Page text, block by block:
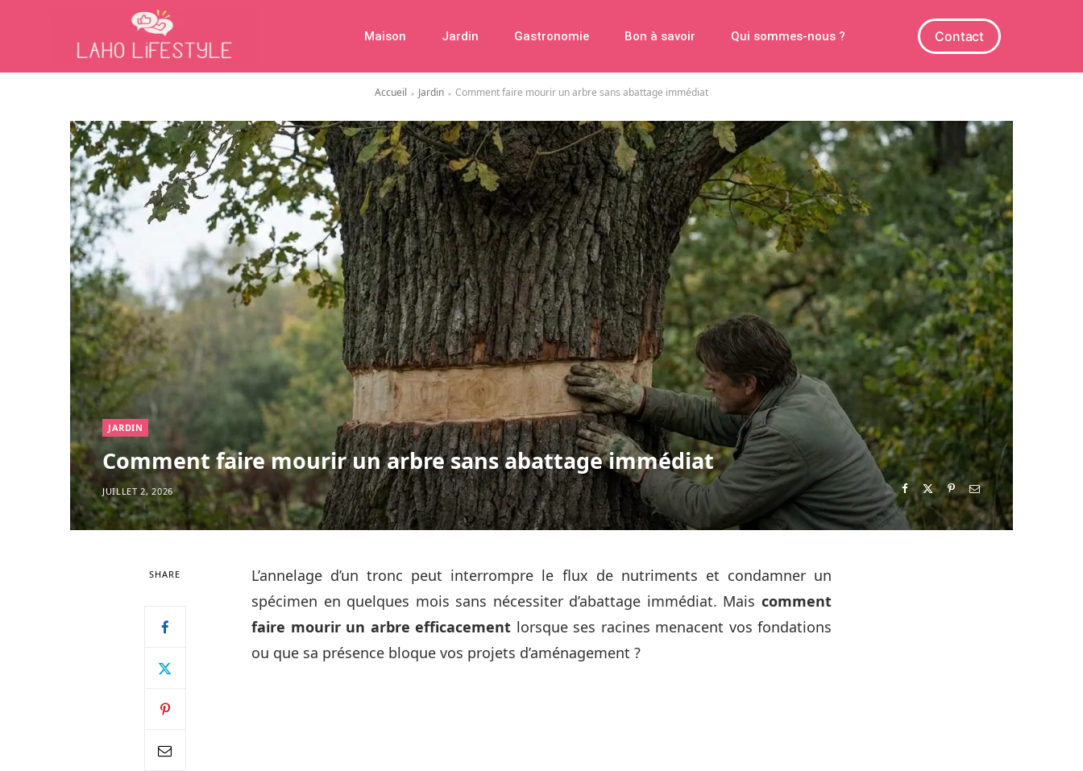
Maison Jardin Gastronomie Bon à savoir Qui sommes-nous ? Contact
Accueil » Jardin » Comment faire mourir un arbre sans abattage immédiat
JARDIN
Comment faire mourir un arbre sans abattage immédiat
JUILLET 2, 2026
SHARE
L’annelage d’un tronc peut interrompre le flux de nutriments et condamner un
spécimen en quelques mois sans nécessiter d’abattage immédiat. Mais comment
faire mourir un arbre efficacement lorsque ses racines menacent vos fondations
ou que sa présence bloque vos projets d’aménagement ?